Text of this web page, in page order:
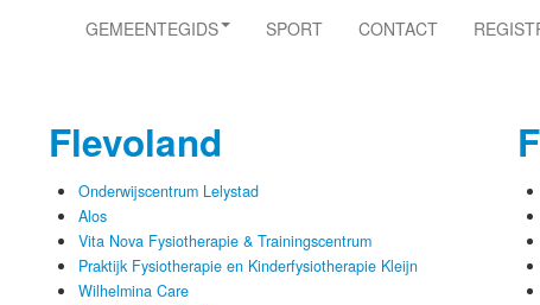
GEMEENTEGIDS SPORT CONTACT
Flevoland
Onderwijscentrum Lelystad
Alos
Vita Nova Fysiotherapie & Trainingscentrum
Praktijk Fysiotherapie en Kinderfysiotherapie Kleijn
Wilhelmina Care